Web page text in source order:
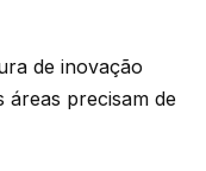
de inovação
áreas precisam de